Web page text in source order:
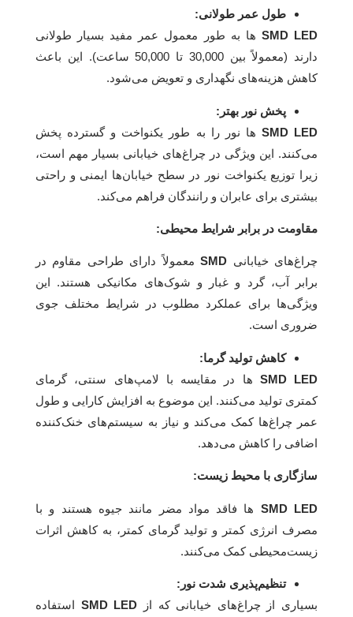
طول عمر طولانی:
SMD LED‌ ها به طور معمول عمر مفید بسیار طولانی
دارند (معمولاً بین 30,000 تا 50,000 ساعت). این باعث
کاهش هزینه‌های نگهداری و تعویض می‌شود.
پخش نور بهتر:
SMD LED‌ ها نور را به طور یکنواخت و گسترده پخش
می‌کنند. این ویژگی در چراغ‌های خیابانی بسیار مهم است،
زیرا توزیع یکنواخت نور در سطح خیابان‌ها ایمنی و راحتی
بیشتری برای عابران و رانندگان فراهم می‌کند.
مقاومت در برابر شرایط محیطی:
چراغ‌های خیابانی SMDمعمولاً دارای طراحی مقاوم در
برابر آب، گرد و غبار و شوک‌های مکانیکی هستند. این
ویژگی‌ها برای عملکرد مطلوب در شرایط مختلف جوی
ضروری است.
کاهش تولید گرما:
SMD LED‌ ها در مقایسه با لامپ‌های سنتی، گرمای
کمتری تولید می‌کنند. این موضوع به افزایش کارایی و طول
عمر چراغ‌ها کمک می‌کند و نیاز به سیستم‌های خنک‌کننده
اضافی را کاهش می‌دهد.
سازگاری با محیط زیست:
SMD LED‌ ها فاقد مواد مضر مانند جیوه هستند و با
مصرف انرژی کمتر و تولید گرمای کمتر، به کاهش اثرات
زیست‌محیطی کمک می‌کنند.
تنظیم‌پذیری شدت نور:
بسیاری از چراغ‌های خیابانی که از SMD LED استفاده